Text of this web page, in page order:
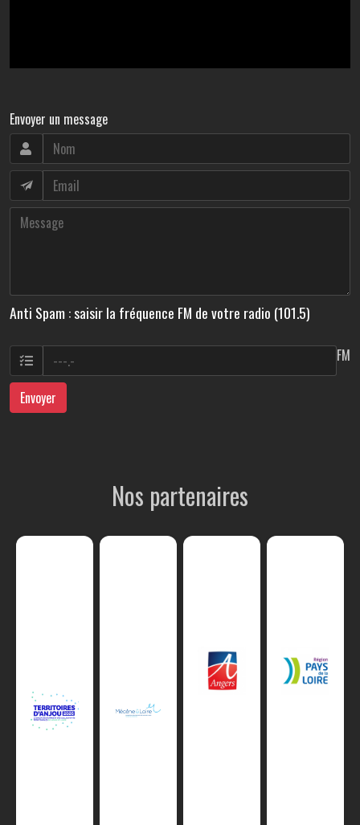
Envoyer un message
Anti Spam : saisir la fréquence FM de votre radio (101.5)
FM
Envoyer
Nos partenaires